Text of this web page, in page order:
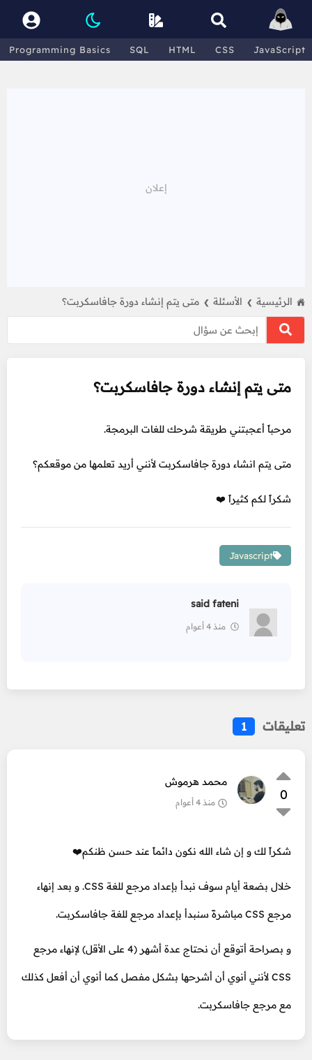
Programming Basics SQL HTML CSS JavaScript
الرئيسية ❯ الأسئلة ❯ متى يتم إنشاء دورة جافاسكربت؟
متى يتم إنشاء دورة جافاسكربت؟
مرحباً أعجبتني طريقة شرحك للغات البرمجة.
متى يتم انشاء دورة جافاسكربت لأنني أريد تعلمها من موقعكم؟
شكراً لكم كثيراً ❤️
Javascript
said fateni
منذ 4 أعوام
تعليقات 1
0
محمد هرموش
منذ 4 أعوام
شكراً لك و إن شاء الله نكون دائماً عند حسن ظنكم❤️
خلال بضعة أيام سوف نبدأ بإعداد مرجع للغة CSS. و بعد إنهاء
مرجع CSS مباشرةً سنبدأ بإعداد مرجع للغة جافاسكربت.
و بصراحة أتوقع أن نحتاج عدة أشهر (4 على الأقل) لإنهاء مرجع
CSS لأنني أنوي أن أشرحها بشكل مفصل كما أنوي أن أفعل كذلك
مع مرجع جافاسكربت.